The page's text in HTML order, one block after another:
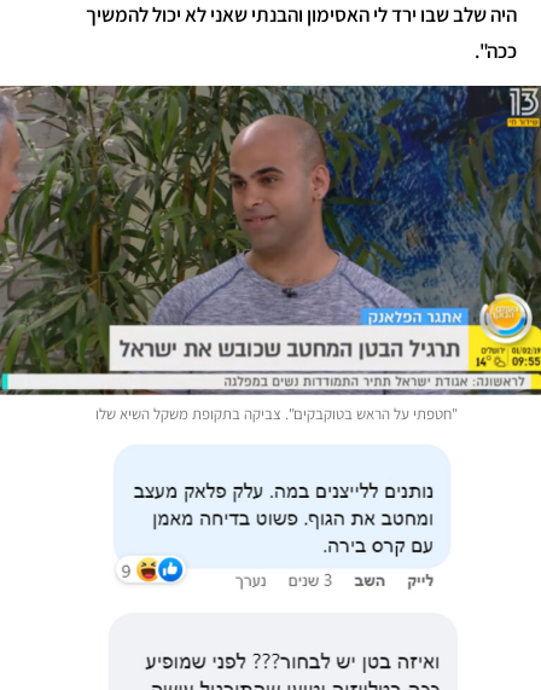
היה שלב שבו ירד לי האסימון והבנתי שאני לא יכול להמשיך
ככה".
"חטפתי על הראש בטוקבקים". צביקה בתקופת משקל השיא שלו